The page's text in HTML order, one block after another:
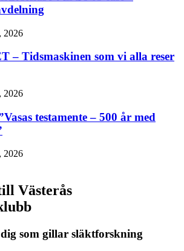
2026
– Tidsmaskinen som vi alla reser
2026
testamente – 500 år med
2026
Västerås
som gillar släktforskning